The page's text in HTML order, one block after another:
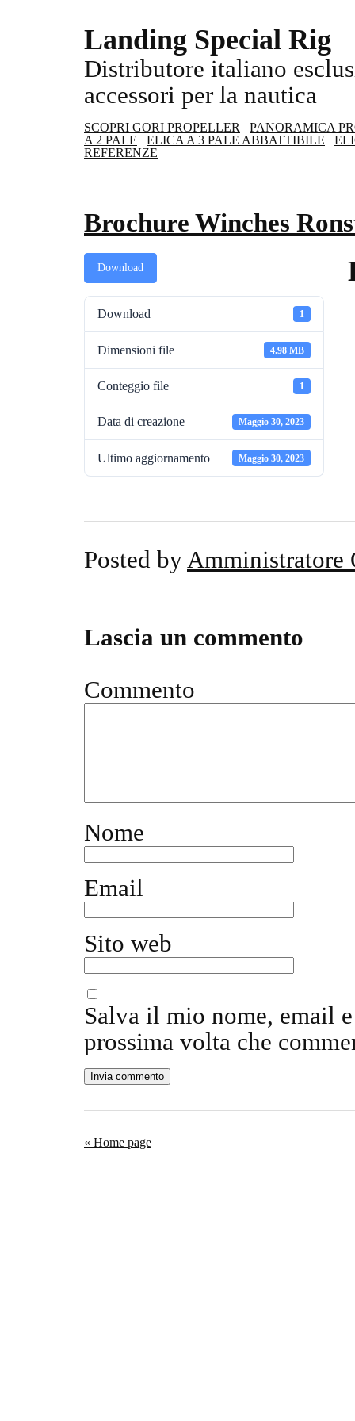
Landing Special Rig
Distributore italiano
accessori per la nautica
SCOPRI GORI PROPELLER
PANORAMICA
A 2 PALE
ELICA A 3 PALE ABBATTIBILE
REFERENZE
Brochure Winches
Download
Download 1
Dimensioni file 4.98 MB
Conteggio file 1
Data di creazione Maggio 30, 2023
Ultimo aggiornamento Maggio 30, 2023
Posted byAmministratore
Lascia un commento
Commento
Nome
Email
Sito web
Salva il mio nome, email
prossima volta che
« Home page